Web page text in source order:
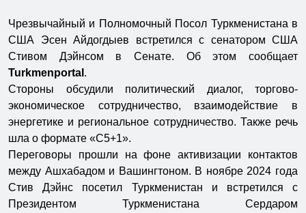
Чрезвычайный и Полномочный Посол Туркменистана в
США Эсен Айдогдыев встретился с сенатором США
Стивом Дэйнсом в Сенате. Об этом сообщает
Turkmenportal .
Стороны обсудили политический диалог, торгово-
экономическое сотрудничество, взаимодействие в
энергетике и региональное сотрудничество. Также речь
шла о формате «С5+1».
Переговоры прошли на фоне активизации контактов
между Ашхабадом и Вашингтоном. В ноябре 2024 года
Стив Дэйнс посетил Туркменистан и встретился с
Президентом Туркменистана Сердаром